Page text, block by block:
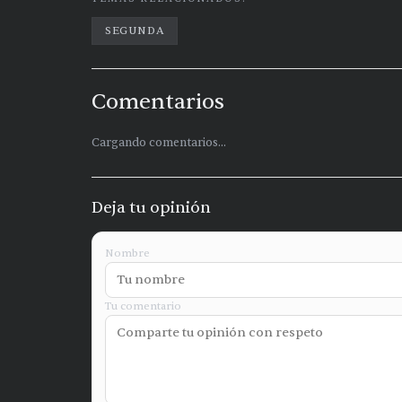
SEGUNDA
Comentarios
Cargando comentarios...
Deja tu opinión
Nombre
Tu comentario